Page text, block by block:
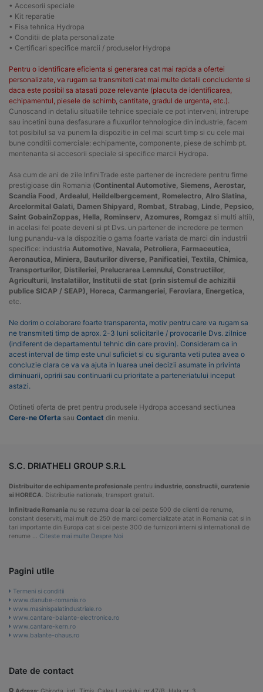
• Accesorii speciale
• Kit reparatie
• Fisa tehnica Hydropa
• Conditii de plata personalizate
• Certificari specifice marcii / produselor Hydropa
Pentru o identificare eficienta si generarea cat mai rapida a ofertei
personalizate, va rugam sa transmiteti cat mai multe detalii concludente si
daca este posibil sa atasati poze relevante (placuta de identificarea,
echipamentul, piesele de schimb, cantitate, gradul de urgenta, etc.).
Cunoscand in detaliu situatiile tehnice speciale ce pot interveni, intrerupe
sau incetini buna desfasurare a fluxurilor tehnologice din industrie, facem
tot posibilul sa va punem la dispozitie in cel mai scurt timp si cu cele mai
bune conditii comerciale: echipamente, componente, piese de schimb pt.
mentenanta si accesorii speciale si specifice marcii Hydropa.
Asa cum de ani de zile InfiniTrade este partener de incredere pentru firme
prestigioase din Romania (Continental Automotive, Siemens, Aerostar,
Scandia Food, Ardealul, Heildelbergcement, Romelectro, Alro Slatina,
Arcelormital Galati, Damen Shipyard, Rombat, Strabag, Linde, Pepsico,
Saint GobainZoppas, Hella, Rominserv, Azomures, Romgaz si multi altii),
in acelasi fel poate deveni si pt Dvs. un partener de incredere pe termen
lung punandu-va la dispozitie o gama foarte variata de marci din industrii
specifice: industria Automotive, Navala, Petroliera, Farmaceutica,
Aeronautica, Miniera, Bauturilor diverse, Panificatiei, Textila, Chimica,
Transporturilor, Distileriei, Prelucrarea Lemnului, Constructiilor,
Agriculturii, Instalatiilor, Institutii de stat (prin sistemul de achizitii
publice SICAP / SEAP), Horeca, Carmangeriei, Feroviara, Energetica,
etc.
Ne dorim o colaborare foarte transparenta, motiv pentru care va rugam sa
ne transmiteti timp de aprox. 2-3 luni solicitarile / provocarile Dvs. zilnice
(indiferent de departamentul tehnic din care provin). Consideram ca in
acest interval de timp este unul suficiet si cu siguranta veti putea avea o
concluzie clara ce va va ajuta in luarea unei decizii asumate in privinta
diminuarii, opririi sau continuarii cu prioritate a parteneriatului inceput
astazi.
Obtineti oferta de pret pentru produsele Hydropa accesand sectiunea
Cere-ne Oferta sau Contact din meniu.
S.C. DRIATHELI GROUP S.R.L
Distribuitor de echipamente profesionale pentru industrie, constructii, curatenie
si HORECA . Distributie nationala, transport gratuit.
Infinitrade Romania nu se rezuma doar la cei peste 500 de clienti de renume,
constant deserviti, mai mult de 250 de marci comercializate atat in Romania cat si in
tari importante din Europa cat si cei peste 300 de furnizori interni si internationali de
renume … Citeste mai multe Despre Noi
Pagini utile
Termeni si conditii
www.danube-romania.ro
www.masinispalatindustriale.ro
www.cantare-balante-electronice.ro
www.cantare-kern.ro
www.balante-ohaus.ro
Date de contact